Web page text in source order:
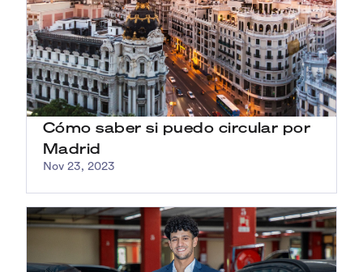
Cómo saber si puedo circular por
Madrid
Nov 23, 2023